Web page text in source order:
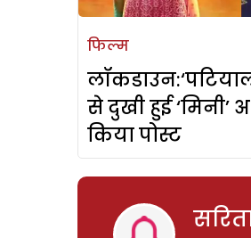
फिल्म
से दुखी हुई
किया पोस्ट